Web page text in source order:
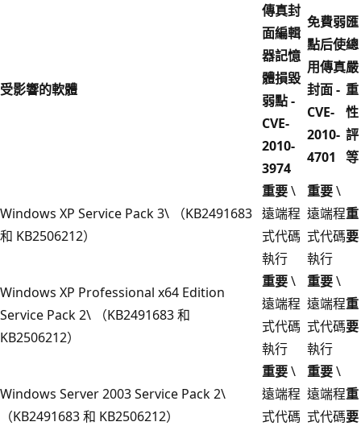
受影響的軟體
傳真封
面編輯
器記憶
體損毀
弱點 -
CVE-
2010-
3974
免費弱
點后使
用傳真
封面 -
CVE-
2010-
4701
匯
總
嚴
重
性
評
等
Windows XP Service Pack 3\ （KB2491683
和 KB2506212）
重要\
遠端程
式代碼
執行
重要\
遠端程
式代碼
執行
重
要
Windows XP Professional x64 Edition
Service Pack 2\ （KB2491683 和
KB2506212）
重要\
遠端程
式代碼
執行
重要\
遠端程
式代碼
執行
重
要
Windows Server 2003 Service Pack 2\
（KB2491683 和 KB2506212）
重要\
遠端程
式代碼
重要\
遠端程
式代碼
重
要